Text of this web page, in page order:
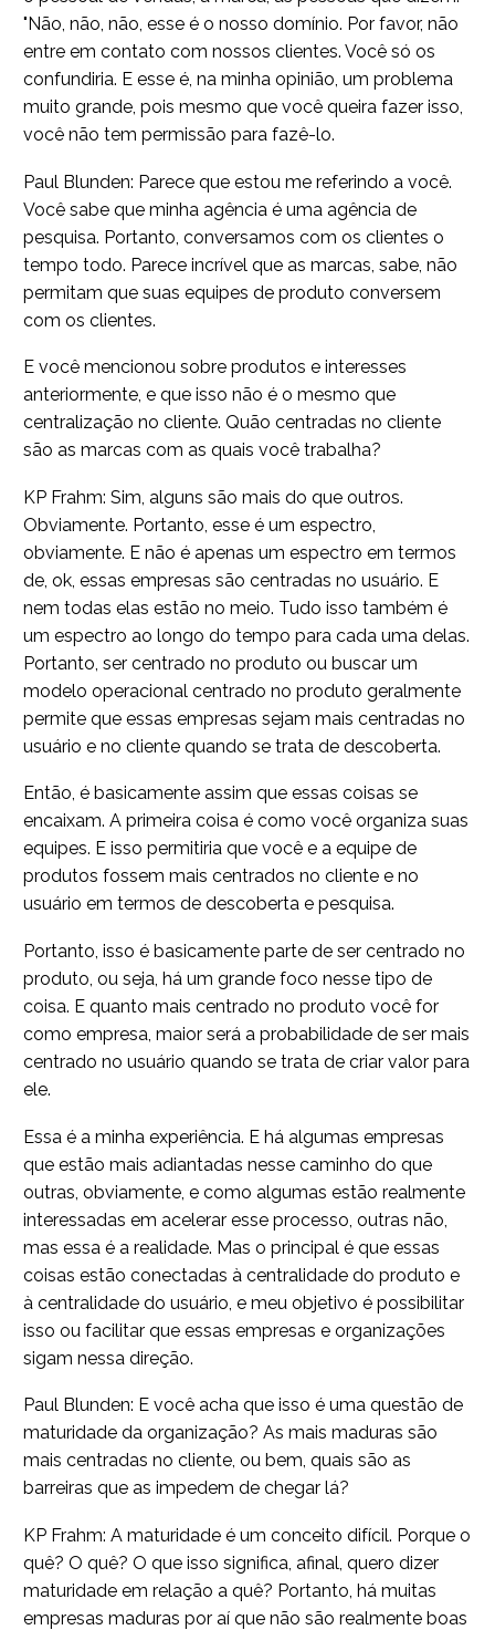
"Não, não, não, esse é o nosso domínio. Por favor, não
entre em contato com nossos clientes. Você só os
confundiria. E esse é, na minha opinião, um problema
muito grande, pois mesmo que você queira fazer isso,
você não tem permissão para fazê-lo.
Paul Blunden: Parece que estou me referindo a você.
Você sabe que minha agência é uma agência de
pesquisa. Portanto, conversamos com os clientes o
tempo todo. Parece incrível que as marcas, sabe, não
permitam que suas equipes de produto conversem
com os clientes.
E você mencionou sobre produtos e interesses
anteriormente, e que isso não é o mesmo que
centralização no cliente. Quão centradas no cliente
são as marcas com as quais você trabalha?
KP Frahm: Sim, alguns são mais do que outros.
Obviamente. Portanto, esse é um espectro,
obviamente. E não é apenas um espectro em termos
de, ok, essas empresas são centradas no usuário. E
nem todas elas estão no meio. Tudo isso também é
um espectro ao longo do tempo para cada uma delas.
Portanto, ser centrado no produto ou buscar um
modelo operacional centrado no produto geralmente
permite que essas empresas sejam mais centradas no
usuário e no cliente quando se trata de descoberta.
Então, é basicamente assim que essas coisas se
encaixam. A primeira coisa é como você organiza suas
equipes. E isso permitiria que você e a equipe de
produtos fossem mais centrados no cliente e no
usuário em termos de descoberta e pesquisa.
Portanto, isso é basicamente parte de ser centrado no
produto, ou seja, há um grande foco nesse tipo de
coisa. E quanto mais centrado no produto você for
como empresa, maior será a probabilidade de ser mais
centrado no usuário quando se trata de criar valor para
ele.
Essa é a minha experiência. E há algumas empresas
que estão mais adiantadas nesse caminho do que
outras, obviamente, e como algumas estão realmente
interessadas em acelerar esse processo, outras não,
mas essa é a realidade. Mas o principal é que essas
coisas estão conectadas à centralidade do produto e
à centralidade do usuário, e meu objetivo é possibilitar
isso ou facilitar que essas empresas e organizações
sigam nessa direção.
Paul Blunden: E você acha que isso é uma questão de
maturidade da organização? As mais maduras são
mais centradas no cliente, ou bem, quais são as
barreiras que as impedem de chegar lá?
KP Frahm: A maturidade é um conceito difícil. Porque o
quê? O quê? O que isso significa, afinal, quero dizer
maturidade em relação a quê? Portanto, há muitas
empresas maduras por aí que não são realmente boas